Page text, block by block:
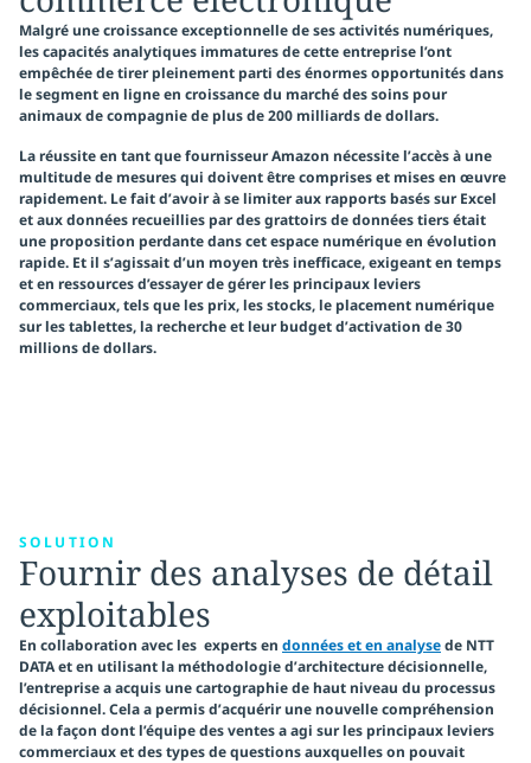
Malgré une croissance exceptionnelle de ses activités numériques,
les capacités analytiques immatures de cette entreprise l’ont
empêchée de tirer pleinement parti des énormes opportunités dans
le segment en ligne en croissance du marché des soins pour
animaux de compagnie de plus de200 milliards de dollars.
La réussite en tant que fournisseur Amazon nécessite l’accès à une
multitude de mesures qui doivent être comprises et mises en œuvre
rapidement. Le fait d’avoir à se limiter aux rapports basés sur Excel
et aux données recueillies par des grattoirs de données tiers était
une proposition perdante dans cet espace numérique en évolution
rapide. Et il s’agissait d’un moyen très inefficace, exigeant en temps
et en ressources d’essayer degérer les principaux leviers
commerciaux,tels que les prix, les stocks, le placement numérique
sur les tablettes, la recherche et leur budget d’activation de 30
millions de dollars.
SOLUTION
Fournir des analyses de détail
exploitables
En collaboration avec les experts en données et en analysede NTT
DATA et en utilisant la méthodologie d’architecture décisionnelle,
l’entreprise a acquis une cartographie de haut niveau du processus
décisionnel. Cela a permis d’acquérir une nouvelle compréhension
de la façon dont l’équipe des ventes a agi sur les principaux leviers
commerciaux et des types de questions auxquelles on pouvait